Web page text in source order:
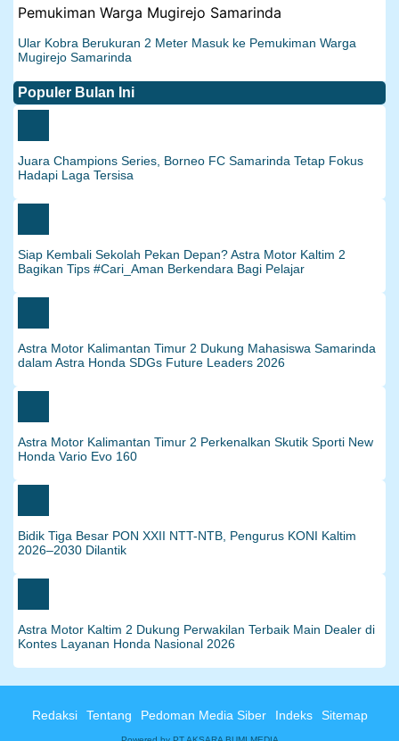
Ular Kobra Berukuran 2 Meter Masuk ke Pemukiman Warga
Mugirejo Samarinda
Populer Bulan Ini
Juara Champions Series, Borneo FC Samarinda Tetap Fokus
Hadapi Laga Tersisa
Siap Kembali Sekolah Pekan Depan? Astra Motor Kaltim 2
Bagikan Tips #Cari_Aman Berkendara Bagi Pelajar
Astra Motor Kalimantan Timur 2 Dukung Mahasiswa Samarinda
dalam Astra Honda SDGs Future Leaders 2026
Astra Motor Kalimantan Timur 2 Perkenalkan Skutik Sporti New
Honda Vario Evo 160
Bidik Tiga Besar PON XXII NTT-NTB, Pengurus KONI Kaltim
2026–2030 Dilantik‎
Astra Motor Kaltim 2 Dukung Perwakilan Terbaik Main Dealer di
Kontes Layanan Honda Nasional 2026
Redaksi Tentang Pedoman Media Siber Indeks Sitemap